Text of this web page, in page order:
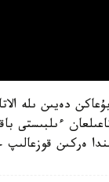
ءىلبىستى
ەركىن قوزعالىپ